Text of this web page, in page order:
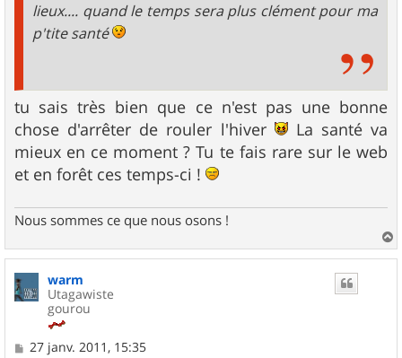
lieux.... quand le temps sera plus clément pour ma
p'tite santé
tu sais très bien que ce n'est pas une bonne
chose d'arrêter de rouler l'hiver
La santé va
mieux en ce moment ? Tu te fais rare sur le web
et en forêt ces temps-ci !
Nous sommes ce que nous osons !
a
warm
Utagawiste
gourou
M
27 janv. 2011, 15:35